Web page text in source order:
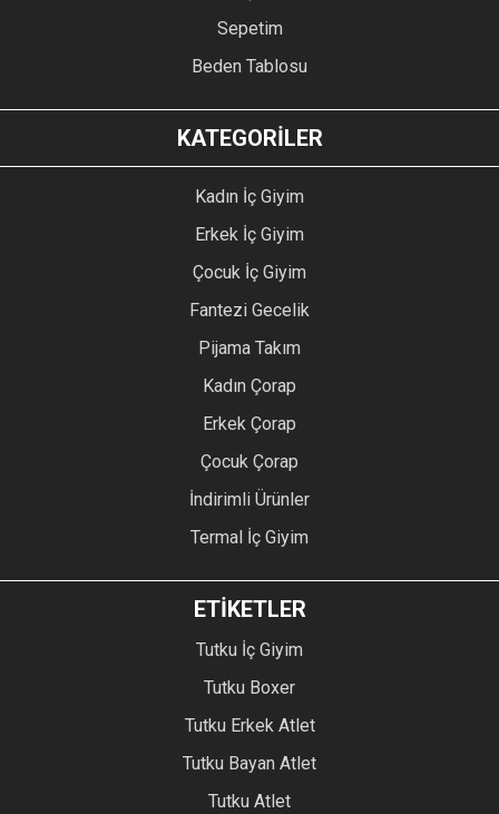
Sepetim
Beden Tablosu
KATEGORİLER
Kadın İç Giyim
Erkek İç Giyim
Çocuk İç Giyim
Fantezi Gecelik
Pijama Takım
Kadın Çorap
Erkek Çorap
Çocuk Çorap
İndirimli Ürünler
Termal İç Giyim
ETİKETLER
Tutku İç Giyim
Tutku Boxer
Tutku Erkek Atlet
Tutku Bayan Atlet
Tutku Atlet